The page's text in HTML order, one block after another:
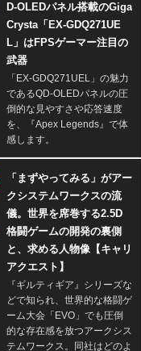
D-OLEDパネル搭載のGiga
Crysta「EX-GDQ271UE
L」はFPSゲーマー注目の
武器
「EX-GDQ271UEL」の魅力
であるQD-OLEDパネルの圧
倒的な見やすさや応答速度
を、『Apex Legends』で体
感します。
「まずやってみる」がアー
クシステムワークスの流
儀。世界を席巻する2.5D
格闘ゲームの開発の裏側
と、求める人物像【キャリ
アクエスト】
『ギルティギア』シリーズな
どで知られ、世界的な格闘ゲ
ーム大会「EVO」でも圧倒
的な存在感を放つアークシス
テムワークス。同社はどのよ